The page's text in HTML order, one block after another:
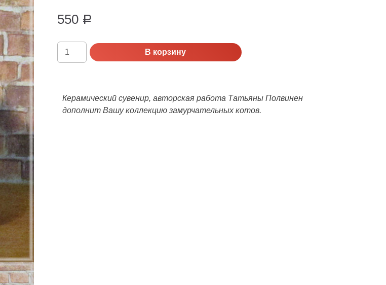
550 Р
Количество
Сувенир
любитель
бабочек
В корзину
Керамический сувенир, авторская работа Татьяны Полвинен
дополнит Вашу коллекцию замурчательных котов.